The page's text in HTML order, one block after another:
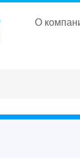
о